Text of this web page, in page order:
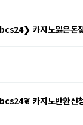
카지노잃은돈
카지노반환신